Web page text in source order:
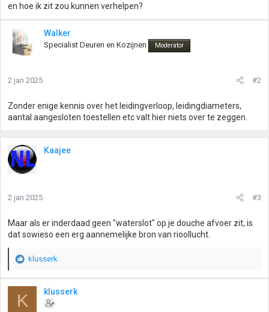
en hoe ik zit zou kunnen verhelpen?
Walker
Specialist Deuren en Kozijnen Moderator
2 jan 2025 #2
Zonder enige kennis over het leidingverloop, leidingdiameters,
aantal aangesloten toestellen etc valt hier niets over te zeggen.
Kaajee
2 jan 2025 #3
Maar als er inderdaad geen "waterslot" op je douche afvoer zit, is
dat sowieso een erg aannemelijke bron van rioollucht.
W
a
d
klusserk
K klusserk